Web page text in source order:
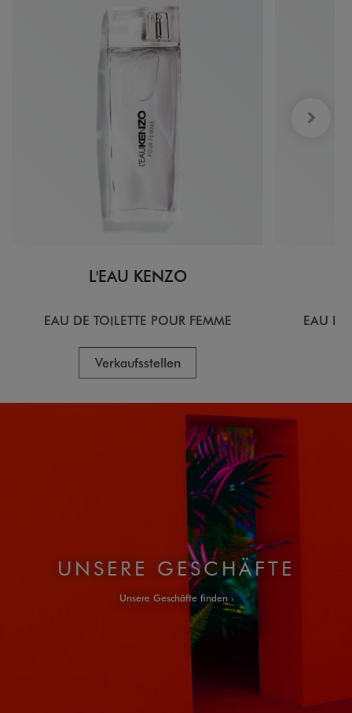
L'EAU KENZO
EAU DE TOILETTE POUR FEMME
Verkaufsstellen
EAU
UNSERE GESCHÄFTE
Unsere Geschäfte finden